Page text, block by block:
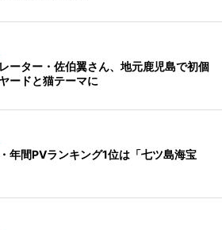
ーター・佐伯翼さん、地元鹿児島で初個
ードと猫テーマに
年間PVランキング1位は「七ツ島海宝